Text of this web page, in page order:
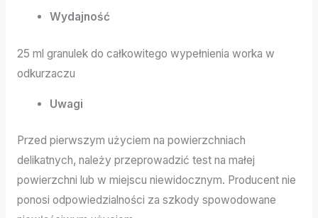
Wydajność
25 ml granulek do całkowitego wypełnienia worka w
odkurzaczu
Uwagi
Przed pierwszym użyciem na powierzchniach
delikatnych, należy przeprowadzić test na małej
powierzchni lub w miejscu niewidocznym. Producent nie
ponosi odpowiedzialności za szkody spowodowane